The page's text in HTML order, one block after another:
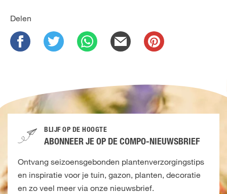
Delen
BLIJF OP DE HOOGTE
ABONNEER JE OP DE COMPO-NIEUWSBRIEF
Ontvang seizoensgebonden plantenverzorgingstips
en inspiratie voor je tuin, gazon, planten, decoratie
en zo veel meer via onze nieuwsbrief.